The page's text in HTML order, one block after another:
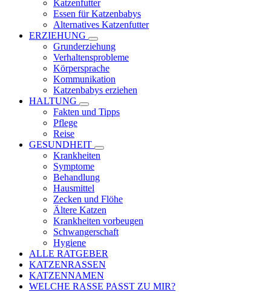
Katzenfutter
Essen für Katzenbabys
Alternatives Katzenfutter
ERZIEHUNG
Grunderziehung
Verhaltensprobleme
Körpersprache
Kommunikation
Katzenbabys erziehen
HALTUNG
Fakten und Tipps
Pflege
Reise
GESUNDHEIT
Krankheiten
Symptome
Behandlung
Hausmittel
Zecken und Flöhe
Ältere Katzen
Krankheiten vorbeugen
Schwangerschaft
Hygiene
ALLE RATGEBER
KATZENRASSEN
KATZENNAMEN
WELCHE RASSE PASST ZU MIR?